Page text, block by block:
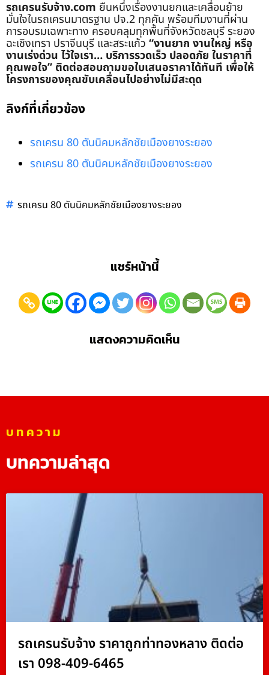
รถเครนรับจ้าง.com ยืนหนึ่งเรื่องงานยกและเคลื่อนย้าย
มั่นใจในรถเครนมาตรฐาน ปจ.2 ทุกคัน พร้อมทีมงานที่ผ่าน
การอบรมเฉพาะทาง ครอบคลุมทุกพื้นที่จังหวัดชลบุรี ระยอง
ฉะเชิงเทรา ปราจีนบุรี และสระแก้ว “งานยาก งานใหญ่ หรือ
งานเร่งด่วน ไว้ใจเรา… บริการรวดเร็ว ปลอดภัย ในราคาที่
คุณพอใจ” ติดต่อสอบถามขอใบเสนอราคาได้ทันที เพื่อให้
โครงการของคุณขับเคลื่อนไปอย่างไม่มีสะดุด
ลิงก์ที่เกี่ยวข้อง
รถเครน 80 ตันนิคมหลักชัยเมืองยางระยอง
รถเครน 80 ตันนิคมหลักชัยเมืองยางระยอง
รถเครน 80 ตันนิคมหลักชัยเมืองยางระยอง
แชร์หน้านี้
แสดงความคิดเห็น
บทความ
บทความล่าสุด
รถเครนรับจ้าง ราคาถูกท่าทองหลาง ติดต่อ
เรา 098-409-6465